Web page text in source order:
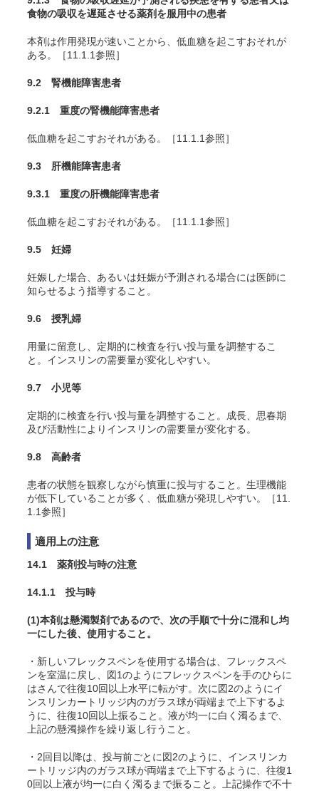
食物の吸収を遅延させる薬剤を服用中の患者
本剤は作用発現が速いことから、低血糖を起こすおそれが
ある。［11.1.1参照］
9.2 腎機能障害患者
9.2.1 重度の腎機能障害患者
低血糖を起こすおそれがある。［11.1.1参照］
9.3 肝機能障害患者
9.3.1 重度の肝機能障害患者
低血糖を起こすおそれがある。［11.1.1参照］
9.5 妊婦
妊娠した場合、あるいは妊娠が予測される場合には医師に
知らせるよう指導すること。
9.6 授乳婦
用量に留意し、定期的に検査を行い投与量を調整するこ
と。インスリンの需要量が変化しやすい。
9.7 小児等
定期的に検査を行い投与量を調整すること。成長、思春期
及び活動性によりインスリンの需要量が変化する。
9.8 高齢者
患者の状態を観察しながら慎重に投与すること。生理機能
が低下していることが多く、低血糖が発現しやすい。［11.
1.1参照］
適用上の注意
14.1 薬剤投与時の注意
14.1.1 投与時
(1)本剤は懸濁製剤であるので、次の手順で十分に混和し均
一にした後、使用すること。
・新しいフレックスペンを使用する場合は、フレックスペ
ンを室温に戻し、図1のようにフレックスペンを手のひらに
はさんで往復10回以上水平に転がす。次に図2のようにイ
ンスリンカートリッジ内のガラス球が両端まで上下するよ
うに、往復10回以上振ること。液が均一に白く濁るまで、
上記の懸濁操作を繰り返し行うこと。
・2回目以降は、投与前ごとに図2のように、インスリンカ
ートリッジ内のガラス球が両端まで上下するように、往復1
0回以上液が均一に白く濁るまで振ること。上記操作で不十